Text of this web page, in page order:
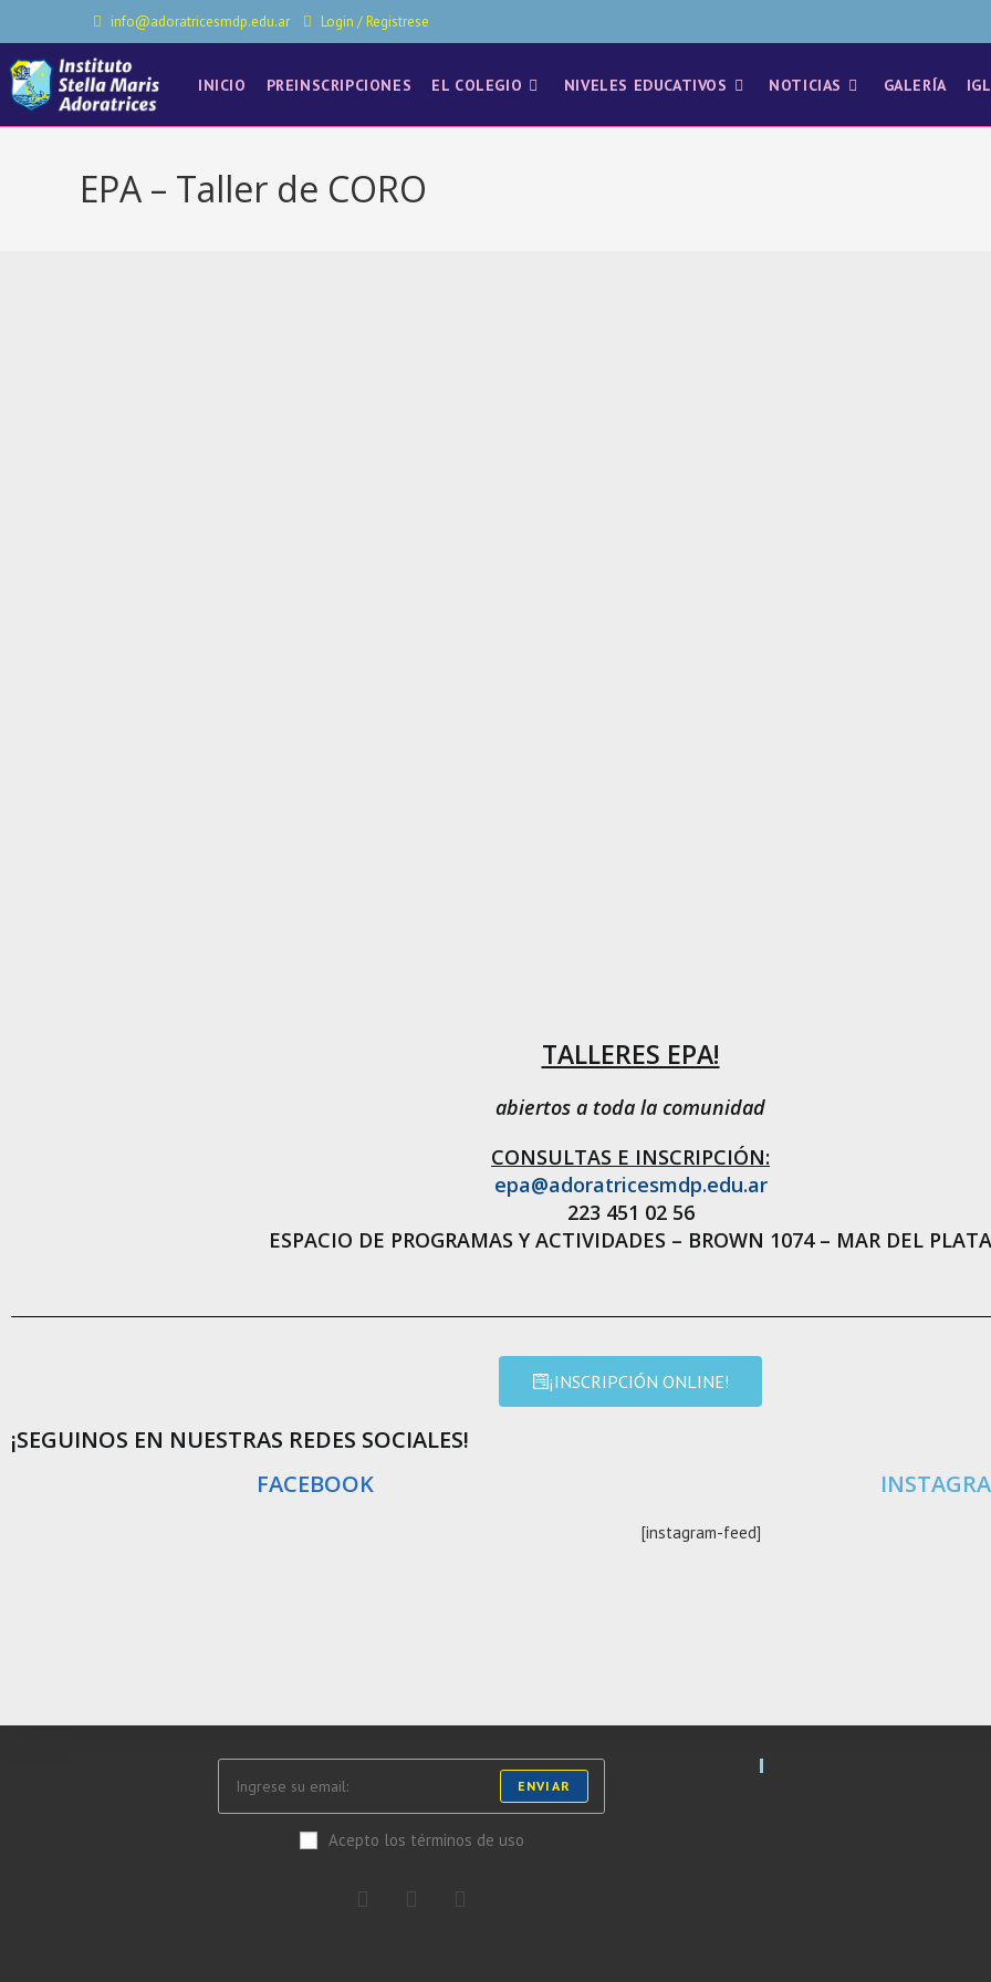
info@adoratricesmdp.edu.ar Login / Registrese
INICIO PREINSCRIPCIONES EL COLEGIO NIVELES EDUCATIVOS NOTICIAS GALERÍA
EPA – Taller de CORO
TALLERES EPA!
abiertos a toda la comunidad
CONSULTAS E INSCRIPCIÓN:
epa@adoratricesmdp.edu.ar
223 451 02 56
ESPACIO DE PROGRAMAS Y ACTIVIDADES – BROWN 1074 – MAR DEL PLATA
¡INSCRIPCIÓN ONLINE!
¡SEGUINOS EN NUESTRAS REDES SOCIALES!
FACEBOOK
[instagram-feed]
ENVIAR
Acepto los términos de uso